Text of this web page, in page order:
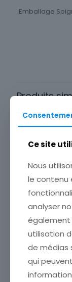
Emballage
Produits
CARTE
SENEGAL
Ce site
Nous
le contenu
analyser
également
utilisation
de médias
qui